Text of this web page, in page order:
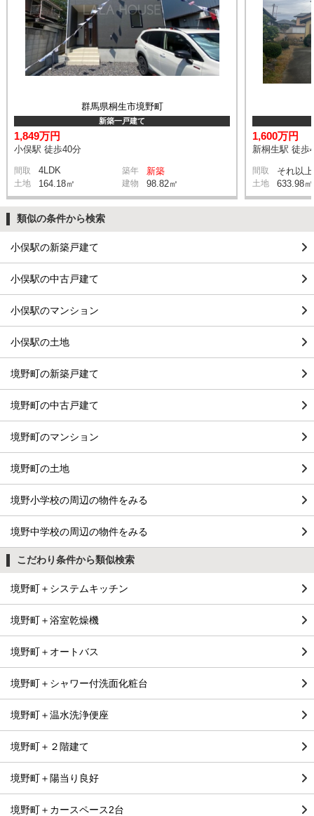
群馬県桐生市境野町
新築一戸建て
1,849万円
小俣駅 徒歩40分
間取 4LDK 築年 新築
土地 164.18㎡ 建物 98.82㎡
1,600万円
新桐生駅 徒歩
間取 それ以上
土地 633.98㎡
類似の条件から検索
小俣駅の新築戸建て
小俣駅の中古戸建て
小俣駅のマンション
小俣駅の土地
境野町の新築戸建て
境野町の中古戸建て
境野町のマンション
境野町の土地
境野小学校の周辺の物件をみる
境野中学校の周辺の物件をみる
こだわり条件から類似検索
境野町＋システムキッチン
境野町＋浴室乾燥機
境野町＋オートバス
境野町＋シャワー付洗面化粧台
境野町＋温水洗浄便座
境野町＋２階建て
境野町＋陽当り良好
境野町＋カースペース2台